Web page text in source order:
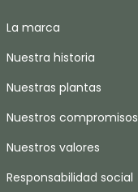
La marca
Nuestra historia
Nuestras plantas
Nuestros compromisos
Nuestros valores
Responsabilidad social